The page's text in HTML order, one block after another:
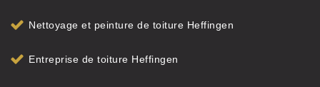
Nettoyage et peinture de toiture Heffingen
Entreprise de toiture Heffingen